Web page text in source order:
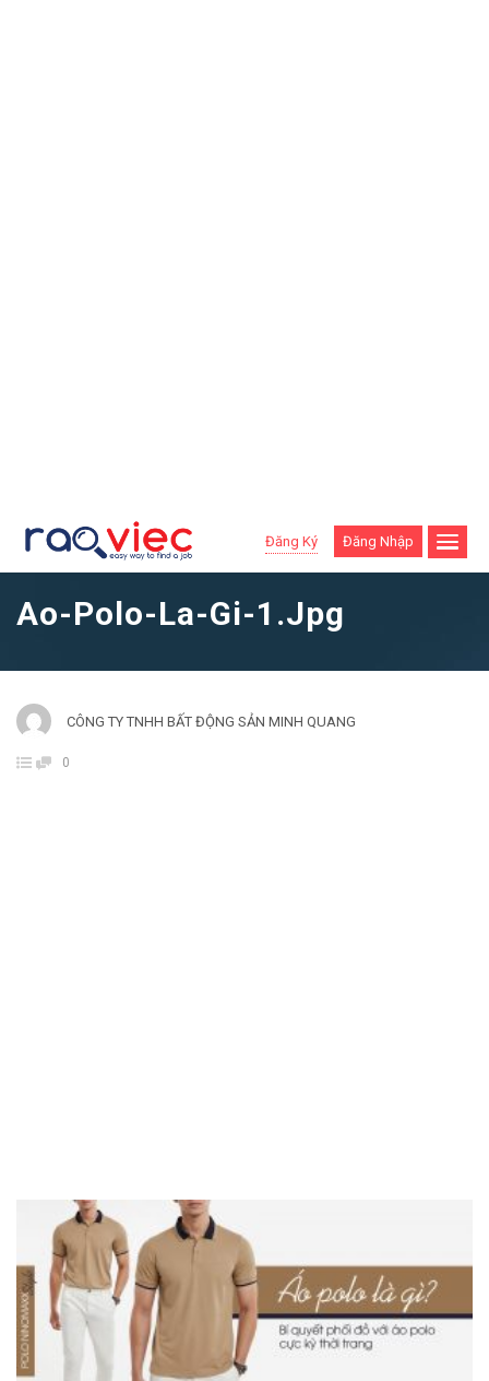
Đăng Ký Đăng Nhập
Ao-Polo-La-Gi-1.jpg
CÔNG TY TNHH BẤT ĐỘNG SẢN MINH QUANG
0